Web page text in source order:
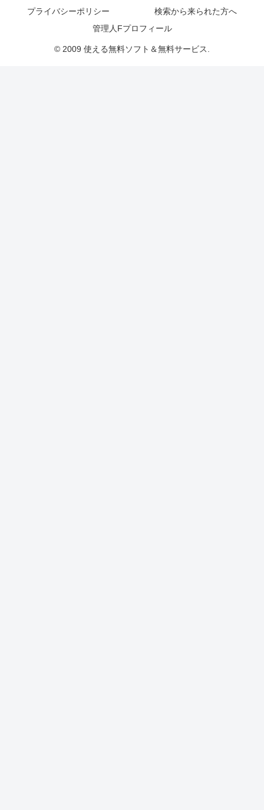
プライバシーポリシー
検索から来られた方へ
管理人Fプロフィール
© 2009 使える無料ソフト＆無料サービス.